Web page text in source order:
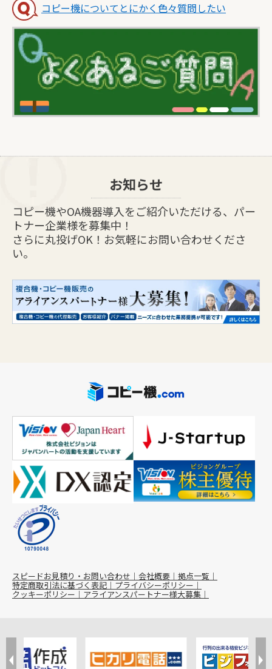
コピー機についてとにかく色々質問したい
お知らせ
コピー機やOA機器導入をご紹介いただける、パー
トナー企業様を募集中！
さらに丸投げOK！お気軽にお問い合わせくださ
い。
スピードお見積り・お問い合わせ 会社概要 拠点一覧
特定商取引法に基づく表記 プライバシーポリシー
クッキーポリシー アライアンスパートナー様大募集